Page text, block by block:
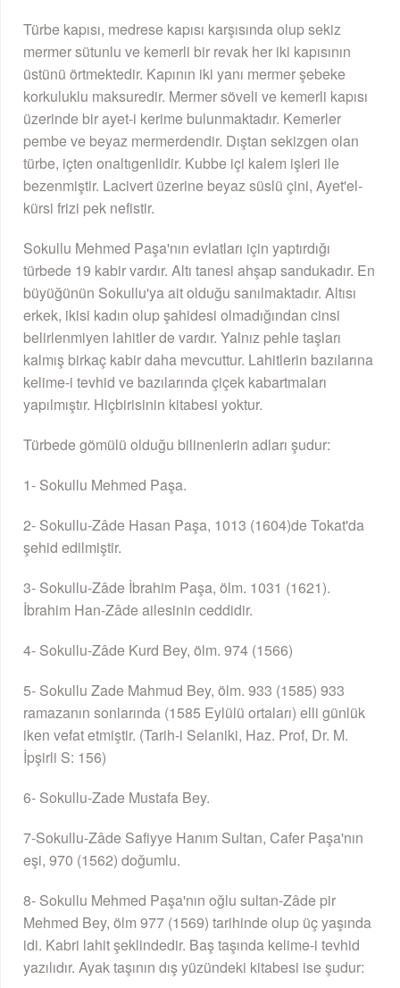
Türbe kapısı, medrese kapısı karşısında olup sekiz
mermer sütunlu ve kemerli bir revak her iki kapısının
üstünü örtmektedir. Kapının iki yanı mermer şebeke
korkuluklu maksuredir. Mermer söveli ve kemerli kapısı
üzerinde bir ayet-i kerime bulunmaktadır. Kemerler
pembe ve beyaz mermerdendir. Dıştan sekizgen olan
türbe, içten onaltıgenlidir. Kubbe içi kalem işleri ile
bezenmiştir. Lacivert üzerine beyaz süslü çini, Ayet'el-
kürsi frizi pek nefistir.
Sokullu Mehmed Paşa'nın evlatları için yaptırdığı
türbede 19 kabir vardır. Altı tanesi ahşap sandukadır. En
büyüğünün Sokullu'ya ait olduğu sanılmaktadır. Altısı
erkek, ikisi kadın olup şahidesi olmadığından cinsi
belirlenmiyen lahitler de vardır. Yalnız pehle taşları
kalmış birkaç kabir daha mevcuttur. Lahitlerin bazılarına
kelime-i tevhid ve bazılarında çiçek kabartmaları
yapılmıştır. Hiçbirisinin kitabesi yoktur.
Türbede gömülü olduğu bilinenlerin adları şudur:
1- Sokullu Mehmed Paşa.
2- Sokullu-Zâde Hasan Paşa, 1013 (1604)de Tokat'da
şehid edilmiştir.
3- Sokullu-Zâde İbrahim Paşa, ölm. 1031 (1621).
İbrahim Han-Zâde ailesinin ceddidir.
4- Sokullu-Zâde Kurd Bey, ölm. 974 (1566)
5- Sokullu Zade Mahmud Bey, ölm. 933 (1585) 933
ramazanın sonlarında (1585 Eylülü ortaları) elli günlük
iken vefat etmiştir. (Tarih-i Selaniki, Haz. Prof, Dr. M.
İpşirli S: 156)
6- Sokullu-Zade Mustafa Bey.
7-Sokullu-Zâde Safiyye Hanım Sultan, Cafer Paşa'nın
eşi, 970 (1562) doğumlu.
8- Sokullu Mehmed Paşa'nın oğlu sultan-Zâde pir
Mehmed Bey, ölm 977 (1569) tarihinde olup üç yaşında
idi. Kabri lahit şeklindedir. Baş taşında kelime-i tevhid
yazılıdır. Ayak taşının dış yüzündeki kitabesi ise şudur: